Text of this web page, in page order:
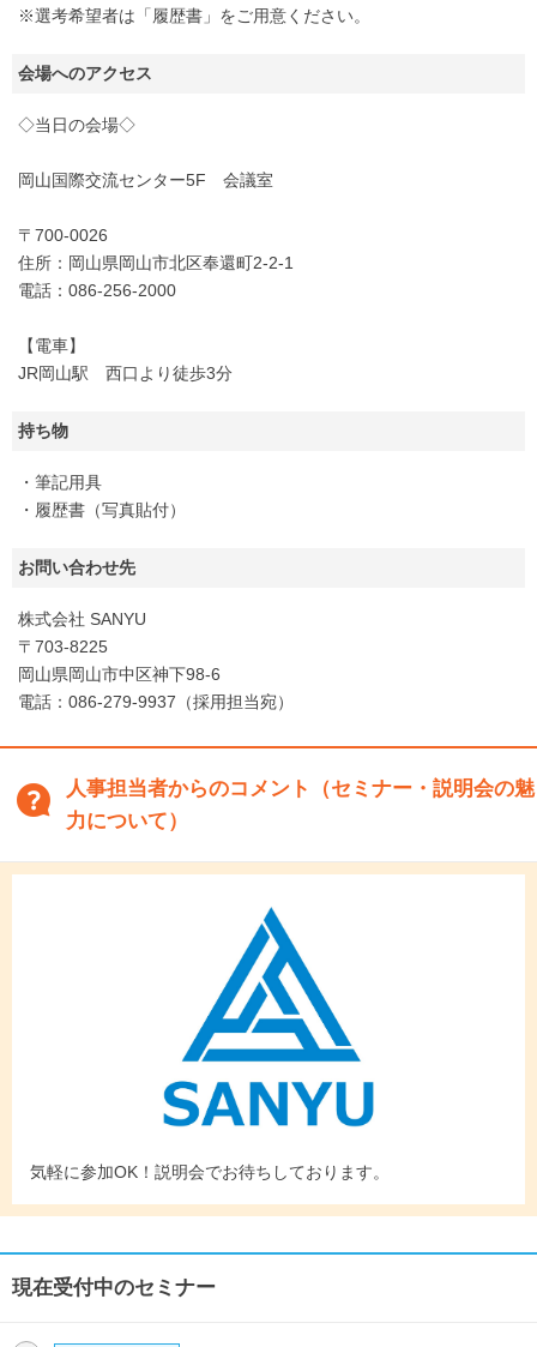
※選考希望者は「履歴書」をご用意ください。
会場へのアクセス
◇当日の会場◇
岡山国際交流センター5F 会議室
〒700-0026
住所：岡山県岡山市北区奉還町2-2-1
電話：086-256-2000
【電車】
JR岡山駅 西口より徒歩3分
持ち物
・筆記用具
・履歴書（写真貼付）
お問い合わせ先
株式会社 SANYU
〒703-8225
岡山県岡山市中区神下98-6
電話：086-279-9937（採用担当宛）
人事担当者からのコメント（セミナー・説明会の魅
力について）
気軽に参加OK！説明会でお待ちしております。
現在受付中のセミナー